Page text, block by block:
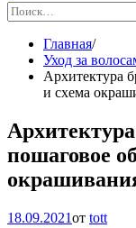
Найти:
Главная
Уход за
Архитектура
и схема
пошаговое
18.09.2021от tott